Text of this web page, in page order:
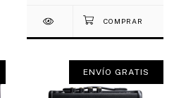
ENVÍO GRATIS